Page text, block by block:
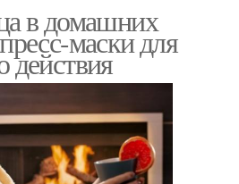
в домашних
маски для
действия